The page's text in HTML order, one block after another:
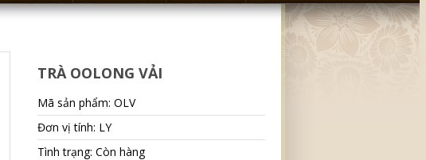
TRÀ OOLONG VẢI
Mã sản phẩm: OLV
Đơn vị tính: LY
Tình trạng: Còn hàng